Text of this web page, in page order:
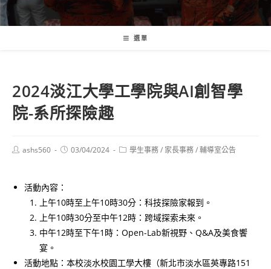
選單
2024淡江大學工學院與AI創智學
院-系所探險趣
Postashs560
Post03/04/2024
Post學生事務/ 家長事務/輔導室公告
活動內容：
上午10時至上午10時30分：科技探險家報到。
上午10時30分至中午12時：跨域探索未來。
中午12時至下午1時：Open-Lab新視野、Q&A及美食饗
宴。
活動地點：本校淡水校園工學大樓（新北市淡水區英專路151